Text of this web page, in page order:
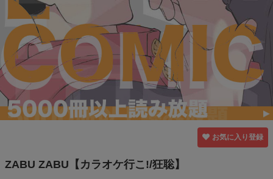
お気に入り登録
ZABU ZABU【カラオケ行こ!/狂聡】